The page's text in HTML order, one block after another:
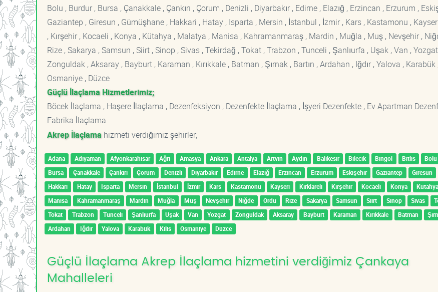
Bolu , Burdur , Bursa , Çanakkale , Çankırı , Çorum , Denizli , Diyarbakır , Edirne , Elazığ , Erzincan , Erzurum ,
Gaziantep , Giresun , Gümüşhane , Hakkari , Hatay , Isparta , Mersin , İstanbul , İzmir , Kars , Kastamonu ,
, Kırşehir , Kocaeli , Konya , Kütahya , Malatya , Manisa , Kahramanmaraş , Mardin , Muğla , Muş , Nevşehir ,
Rize , Sakarya , Samsun , Siirt , Sinop , Sivas , Tekirdağ , Tokat , Trabzon , Tunceli , Şanlıurfa , Uşak , Van ,
Zonguldak , Aksaray , Bayburt , Karaman , Kırıkkale , Batman , Şırnak , Bartın , Ardahan , Iğdır , Yalova , Karabük
Osmaniye , Düzce
Güçlü İlaçlama Hizmetlerimiz;
Böcek İlaçlama , Haşere İlaçlama , Dezenfeksiyon , Dezenfekte İlaçlama , İşyeri Dezenfekte , Ev Apartman
Fabrika İlaçlama
Akrep İlaçlama hizmeti verdiğimiz şehirler;
Adana Adıyaman Afyonkarahisar Ağrı Amasya Ankara Antalya Artvin Aydın Balıkesir Bilecik Bingöl Bitlis Bolu
Bursa
Çanakkale Çankırı Çorum Denizli Diyarbakır Edirne Elazığ Erzincan Erzurum Eskişehir Gaziantep Giresun
Hakkari
Hatay Isparta Mersin İstanbul İzmir Kars Kastamonu Kayseri Kırklareli Kırşehir Kocaeli Konya Kütahya
Manisa
Kahramanmaraş Mardin Muğla Muş Nevşehir Niğde Ordu Rize Sakarya Samsun Siirt Sinop Sivas
Tokat
Trabzon Tunceli Şanlıurfa Uşak Van Yozgat Zonguldak Aksaray Bayburt Karaman Kırıkkale Batman
Ardahan
Iğdır Yalova Karabük Kilis Osmaniye Düzce
Güçlü İlaçlama Akrep İlaçlama hizmetini verdiğimiz Çankaya
Mahalleleri